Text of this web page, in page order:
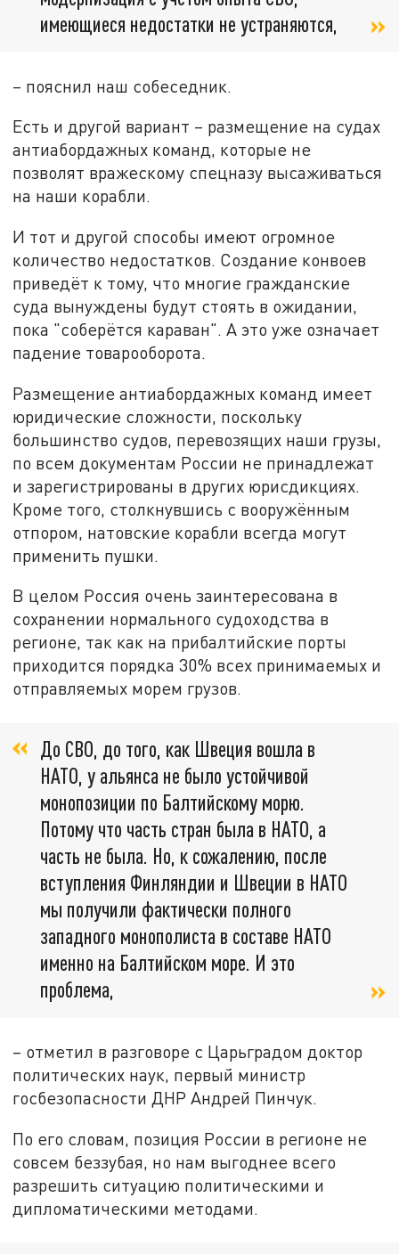
имеющиеся недостатки не устраняются,
– пояснил наш собеседник.
Есть и другой вариант – размещение на судах
антиабордажных команд, которые не
позволят вражескому спецназу высаживаться
на наши корабли.
И тот и другой способы имеют огромное
количество недостатков. Создание конвоев
приведёт к тому, что многие гражданские
суда вынуждены будут стоять в ожидании,
пока "соберётся караван". А это уже означает
падение товарооборота.
Размещение антиабордажных команд имеет
юридические сложности, поскольку
большинство судов, перевозящих наши грузы,
по всем документам России не принадлежат
и зарегистрированы в других юрисдикциях.
Кроме того, столкнувшись с вооружённым
отпором, натовские корабли всегда могут
применить пушки.
В целом Россия очень заинтересована в
сохранении нормального судоходства в
регионе, так как на прибалтийские порты
приходится порядка 30% всех принимаемых и
отправляемых морем грузов.
До СВО, до того, как Швеция вошла в
НАТО, у альянса не было устойчивой
монопозиции по Балтийскому морю.
Потому что часть стран была в НАТО, а
часть не была. Но, к сожалению, после
вступления Финляндии и Швеции в НАТО
мы получили фактически полного
западного монополиста в составе НАТО
именно на Балтийском море. И это
проблема,
– отметил в разговоре с Царьградом доктор
политических наук, первый министр
госбезопасности ДНР Андрей Пинчук.
По его словам, позиция России в регионе не
совсем беззубая, но нам выгоднее всего
разрешить ситуацию политическими и
дипломатическими методами.